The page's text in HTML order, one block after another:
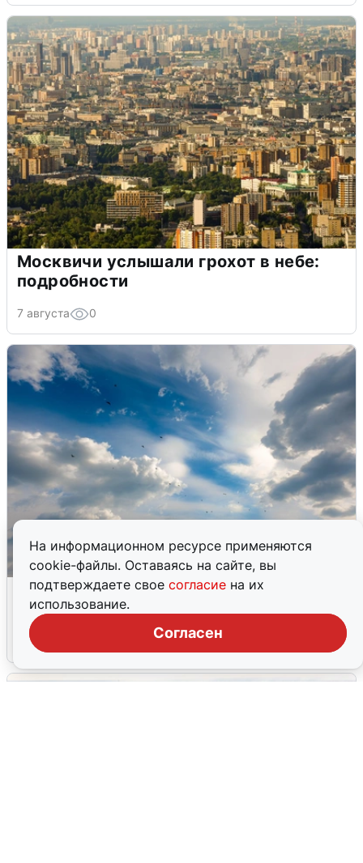
На информационном ресурсе применяются
cookie-файлы. Оставаясь на сайте, вы
подтверждаете свое согласие на их
использование.
Согласен
Москвичи услышали грохот в небе:
подробности
7 августа 0
МЧС ответило на сообщения о
грохоте в Москве
7 августа